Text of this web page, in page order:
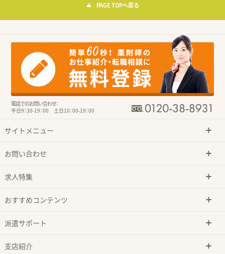
PAGE TOPへ戻る
電話でのお問い合わせ：
平日9：30-19：00 土日10：00-19：00
サイトメニュー
お問い合わせ
求人特集
おすすめコンテンツ
派遣サポート
支店紹介